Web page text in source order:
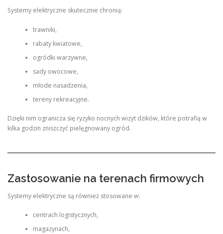
Systemy elektryczne skutecznie chronią:
trawniki,
rabaty kwiatowe,
ogródki warzywne,
sady owocowe,
młode nasadzenia,
tereny rekreacyjne.
Dzięki nim ogranicza się ryzyko nocnych wizyt dzików, które potrafią w
kilka godzin zniszczyć pielęgnowany ogród.
Zastosowanie na terenach firmowych
Systemy elektryczne są również stosowane w:
centrach logistycznych,
magazynach,